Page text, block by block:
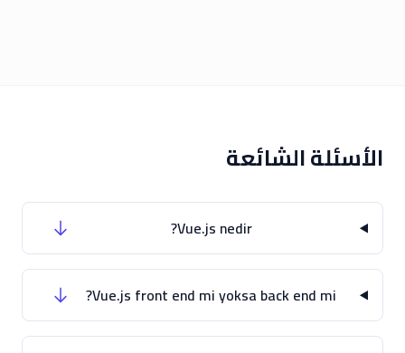
الأسئلة الشائعة
Vue.js nedir?
Vue.js front end mi yoksa back end mi?